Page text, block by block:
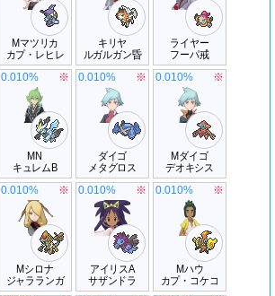
Mマツリカ
カプ・レヒレ
キリヤ
ルガルガン昏
ライヤー
フーパ戒
MN
キュレムB
0.010% ※
ダイゴ
メタグロス
0.010% ※
Mダイゴ
デオキシス
0.010% ※
Mシロナ
ジャラランガ
0.010% ※
アイリスA
サザンドラ
0.010% ※
Mハウ
カプ・コケコ
0.010% ※